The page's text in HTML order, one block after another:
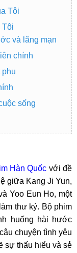
Tôi
Tôi
và lãng mạn
chính
phụ
sống
Hàn Quốc với đề
giữa Kang Ji Yun,
Yoo Eun Ho, một
thư ký. Bộ phim
huống hài hước
chuyện tình yêu
sự thấu hiểu và sẻ